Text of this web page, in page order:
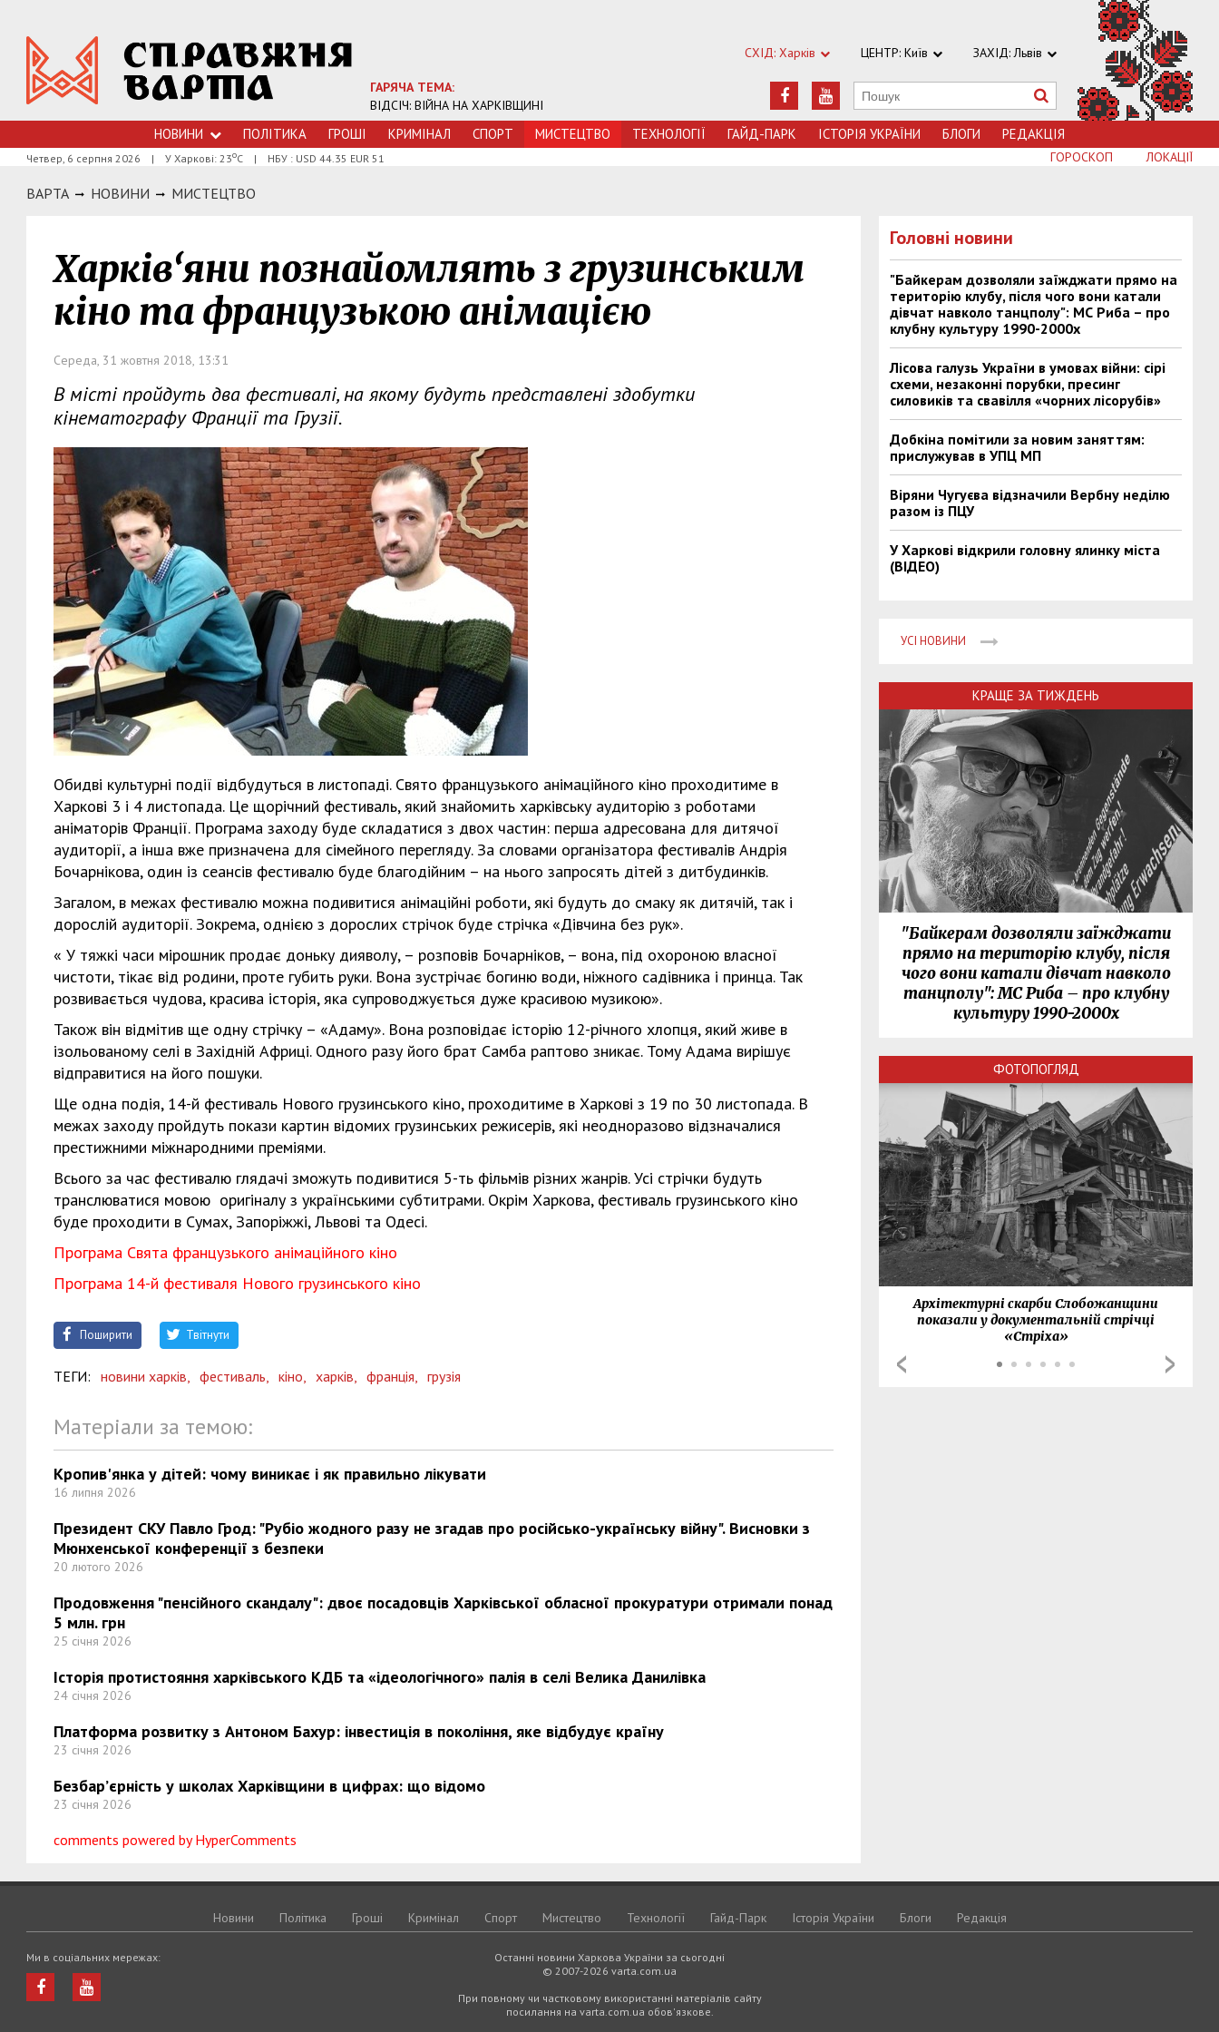
ГАРЯЧА ТЕМА:
ВІДСІЧ: ВІЙНА НА ХАРКІВЩИНІ
СХІД: Харків ЦЕНТР: Київ ЗАХІД: Львів
НОВИНИ ПОЛІТИКА ГРОШI КРИМIНАЛ СПОРТ МИСТЕЦТВО ТЕХНОЛОГIЇ ГАЙД-ПАРК ІСТОРІЯ УКРАЇНИ БЛОГИ РЕДАКЦІЯ
Четвер, 6 серпня 2026 | У Харкові: 23оС | НБУ : USD 44.35 EUR 51 ЛОКАЦІЇ
ГОРОСКОП
ВАРТА НОВИНИ МИСТЕЦТВО
Харків‘яни познайомлять з грузинським
кіно та французькою анімацією
Середа, 31 жовтня 2018, 13:31
В місті пройдуть два фестивалі, на якому будуть представлені здобутки
кінематографу Франції та Грузії.
Обидві культурні події відбудуться в листопаді. Свято французького анімаційного кіно проходитиме в
Харкові 3 і 4 листопада. Це щорічний фестиваль, який знайомить харківську аудиторію з роботами
аніматорів Франції. Програма заходу буде складатися з двох частин: перша адресована для дитячої
аудиторії, а інша вже призначена для сімейного перегляду. За словами організатора фестивалів Андрія
Бочарнікова, один із сеансів фестивалю буде благодійним – на нього запросять дітей з дитбудинків.
Загалом, в межах фестивалю можна подивитися анімаційні роботи, які будуть до смаку як дитячій, так і
дорослій аудиторії. Зокрема, однією з дорослих стрічок буде стрічка «Дівчина без рук».
« У тяжкі часи мірошник продає доньку дияволу, – розповів Бочарніков, – вона, під охороною власної
чистоти, тікає від родини, проте губить руки. Вона зустрічає богиню води, ніжного садівника і принца. Так
розвивається чудова, красива історія, яка супроводжується дуже красивою музикою».
Також він відмітив ще одну стрічку – «Адаму». Вона розповідає історію 12-річного хлопця, який живе в
ізольованому селі в Західній Африці. Одного разу його брат Самба раптово зникає. Тому Адама вирішує
відправитися на його пошуки.
Ще одна подія, 14-й фестиваль Нового грузинського кіно, проходитиме в Харкові з 19 по 30 листопада. В
межах заходу пройдуть покази картин відомих грузинських режисерів, які неодноразово відзначалися
престижними міжнародними преміями.
Всього за час фестивалю глядачі зможуть подивитися 5-ть фільмів різних жанрів. Усі стрічки будуть
транслюватися мовою оригіналу з українськими субтитрами. Окрім Харкова, фестиваль грузинського кіно
буде проходити в Сумах, Запоріжжі, Львові та Одесі.
Програма Свята французького анімаційного кіно
Програма 14-й фестиваля Нового грузинського кіно
Поширити Твітнути
ТЕГИ: новини харків, фестиваль, кіно, харків, франція, грузія
Матеріали за темою:
Кропив'янка у дітей: чому виникає і як правильно лікувати
16 липня 2026
Президент СКУ Павло Грод: "Рубіо жодного разу не згадав про російсько-українську війну". Висновки з
Мюнхенської конференції з безпеки
20 лютого 2026
Продовження "пенсійного скандалу": двоє посадовців Харківської обласної прокуратури отримали понад
5 млн. грн
25 січня 2026
Історія протистояння харківського КДБ та «ідеологічного» палія в селі Велика Данилівка
24 січня 2026
Платформа розвитку з Антоном Бахур: інвестиція в покоління, яке відбудує країну
23 січня 2026
Безбар’єрність у школах Харківщини в цифрах: що відомо
23 січня 2026
comments powered by HyperComments
Головні новини
"Байкерам дозволяли заїжджати прямо на
територію клубу, після чого вони катали
дівчат навколо танцполу": МС Риба – про
клубну культуру 1990-2000х
Лісова галузь України в умовах війни: сірі
схеми, незаконні порубки, пресинг
силовиків та свавілля «чорних лісорубів»
Добкіна помітили за новим заняттям:
прислужував в УПЦ МП
Віряни Чугуєва відзначили Вербну неділю
разом із ПЦУ
У Харкові відкрили головну ялинку міста
(ВІДЕО)
УСІ НОВИНИ
КРАЩЕ ЗА ТИЖДЕНЬ
"Байкерам дозволяли заїжджати
прямо на територію клубу, після
чого вони катали дівчат навколо
танцполу": МС Риба – про клубну
культуру 1990-2000х
ФОТОПОГЛЯД
Архітектурні скарби Слобожанщини
показали у документальній стрічці
«Стріха»
Новини Політика Грошi Кримiнал Спорт Мистецтво Технологiї Гайд-Парк Історія України Блоги Редакція
Останні новини Харкова України за сьогодні
© 2007-2026 varta.com.ua
При повному чи частковому використанні матеріалів сайту
посилання на varta.com.ua обов'язкове.
Ми в соціальних мережах: